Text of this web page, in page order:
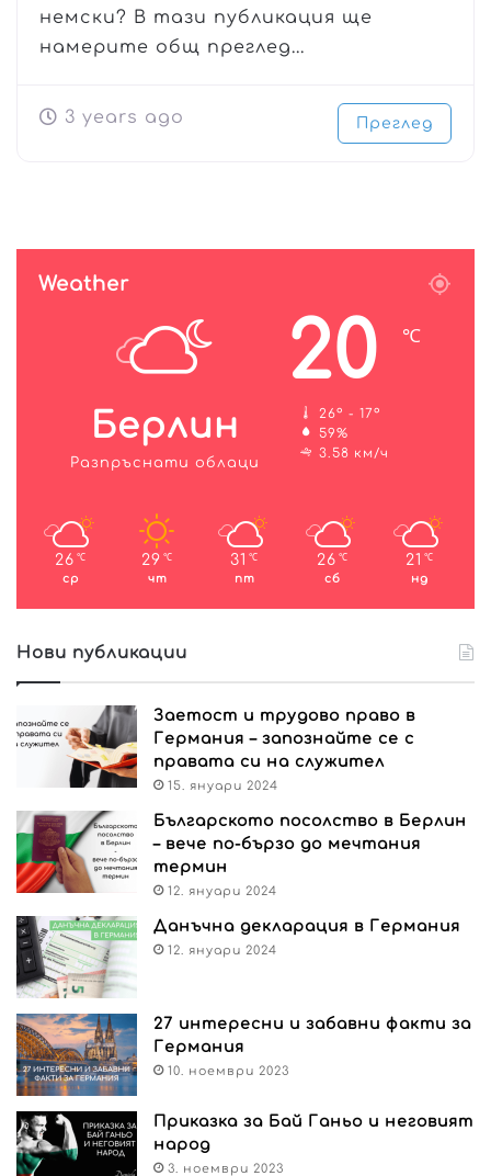
немски? В тази публикация ще
намерите общ преглед...
3 years ago Преглед
Weather
Берлин
Разпръснати облаци
20 ℃
26º - 17º
59%
3.58 км/ч
26 ℃
ср
29 ℃
чт
31 ℃
пт
26 ℃
сб
21 ℃
нд
Нови публикации
Заетост и трудово право в
Германия – запознайте се с
правата си на служител
15. януари 2024
Българското посолство в Берлин
– вече по-бързо до мечтания
термин
12. януари 2024
Данъчна декларация в Германия
12. януари 2024
27 интересни и забавни факти за
Германия
10. ноември 2023
Приказка за Бай Ганьо и неговият
народ
3. ноември 2023